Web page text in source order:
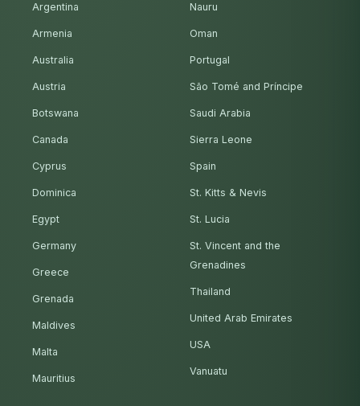
Argentina
Armenia
Australia
Austria
Botswana
Canada
Cyprus
Dominica
Egypt
Germany
Greece
Grenada
Maldives
Malta
Mauritius
Nauru
Oman
Portugal
São Tomé and Príncipe
Saudi Arabia
Sierra Leone
Spain
St. Kitts & Nevis
St. Lucia
St. Vincent and the
Grenadines
Thailand
United Arab Emirates
USA
Vanuatu